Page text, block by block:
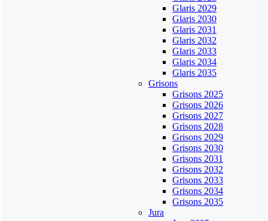
Glaris 2029
Glaris 2030
Glaris 2031
Glaris 2032
Glaris 2033
Glaris 2034
Glaris 2035
Grisons
Grisons 2025
Grisons 2026
Grisons 2027
Grisons 2028
Grisons 2029
Grisons 2030
Grisons 2031
Grisons 2032
Grisons 2033
Grisons 2034
Grisons 2035
Jura